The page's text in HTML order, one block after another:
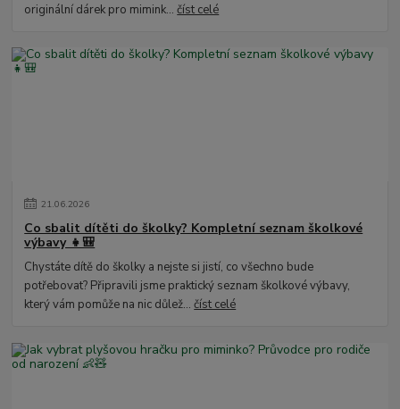
originální dárek pro mimink...číst celé
21.06.2026
Co sbalit dítěti do školky? Kompletní seznam školkové
výbavy 👧🎒
Chystáte dítě do školky a nejste si jistí, co všechno bude
potřebovat? Připravili jsme praktický seznam školkové výbavy,
který vám pomůže na nic důlež...číst celé